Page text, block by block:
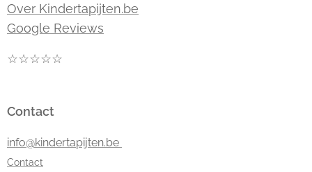
Over Kindertapijten.be
Google Reviews
☆☆☆☆☆
Contact
info@kindertapijten.be
Contact